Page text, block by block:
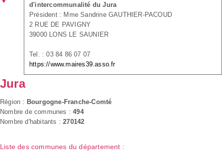
d'intercommunalité du Jura
Président : Mme Sandrine GAUTHIER-PACOUD
2 RUE DE PAVIGNY
39000 LONS LE SAUNIER
Tel. : 03 84 86 07 07
https://www.maires39.asso.fr
Jura
Région : Bourgogne-Franche-Comté
Nombre de communes :494
Nombre d'habitants :270142
Liste des communes du département :